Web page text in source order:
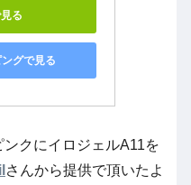
る
グで見る
クにイロジェルA11を
さんから提供で頂いたよ